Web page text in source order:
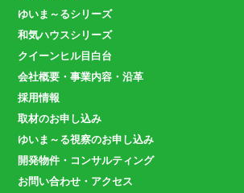
ゆいま～るシリーズ
和気ハウスシリーズ
クイーンヒル目白台
会社概要・事業内容・沿革
採用情報
取材のお申し込み
ゆいま～る視察のお申し込み
開発物件・コンサルティング
お問い合わせ・アクセス